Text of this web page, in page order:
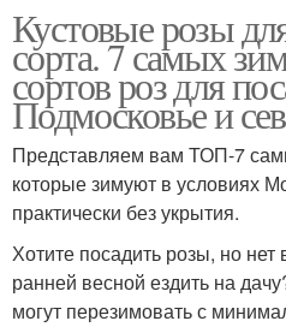
Кустовые розы
сорта. 7 самых
сортов роз для
Подмосковье и
Представляем вам ТОП-7
которые зимуют в условиях
практически без укрытия.
Хотите посадить розы, но
ранней весной ездить на
могут перезимовать с